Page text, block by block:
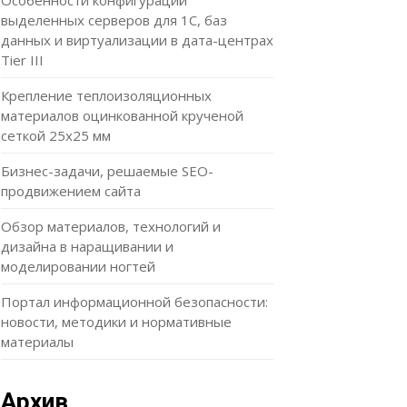
выделенных серверов для 1С, баз
данных и виртуализации в дата-центрах
Tier III
Крепление теплоизоляционных
материалов оцинкованной крученой
сеткой 25х25 мм
Бизнес-задачи, решаемые SEO-
продвижением сайта
Обзор материалов, технологий и
дизайна в наращивании и
моделировании ногтей
Портал информационной безопасности:
новости, методики и нормативные
материалы
Архив